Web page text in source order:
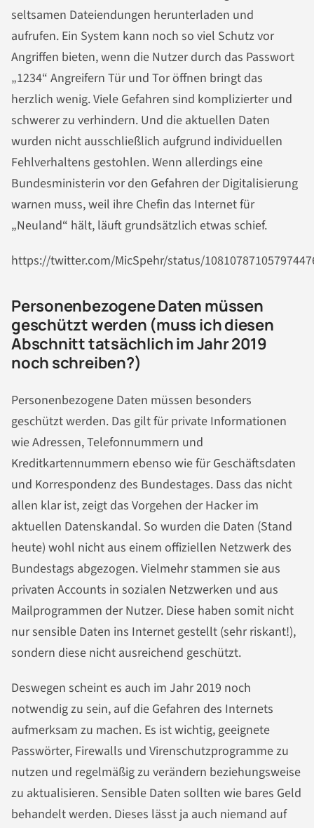
seltsamen Dateiendungen herunterladen und
aufrufen. Ein System kann noch so viel Schutz vor
Angriffen bieten, wenn die Nutzer durch das Passwort
„1234“ Angreifern Tür und Tor öffnen bringt das
herzlich wenig. Viele Gefahren sind komplizierter und
schwerer zu verhindern. Und die aktuellen Daten
wurden nicht ausschließlich aufgrund individuellen
Fehlverhaltens gestohlen. Wenn allerdings eine
Bundesministerin vor den Gefahren der Digitalisierung
warnen muss, weil ihre Chefin das Internet für
„Neuland“ hält, läuft grundsätzlich etwas schief.
https://twitter.com/MicSpehr/status/
Personenbezogene Daten müssen
geschützt werden (muss ich diesen
Abschnitt tatsächlich im Jahr 2019
noch schreiben?)
Personenbezogene Daten müssen besonders
geschützt werden. Das gilt für private Informationen
wie Adressen, Telefonnummern und
Kreditkartennummern ebenso wie für Geschäftsdaten
und Korrespondenz des Bundestages. Dass das nicht
allen klar ist, zeigt das Vorgehen der Hacker im
aktuellen Datenskandal. So wurden die Daten (Stand
heute) wohl nicht aus einem offiziellen Netzwerk des
Bundestags abgezogen. Vielmehr stammen sie aus
privaten Accounts in sozialen Netzwerken und aus
Mailprogrammen der Nutzer. Diese haben somit nicht
nur sensible Daten ins Internet gestellt (sehr riskant!),
sondern diese nicht ausreichend geschützt.
Deswegen scheint es auch im Jahr 2019 noch
notwendig zu sein, auf die Gefahren des Internets
aufmerksam zu machen. Es ist wichtig, geeignete
Passwörter, Firewalls und Virenschutzprogramme zu
nutzen und regelmäßig zu verändern beziehungsweise
zu aktualisieren. Sensible Daten sollten wie bares Geld
behandelt werden. Dieses lässt ja auch niemand auf